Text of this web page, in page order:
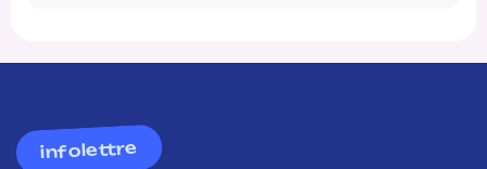
infolettre